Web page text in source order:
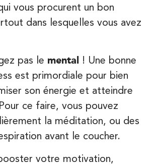
vous procurent un bon
dans lesquelles vous avez
pas le mental ! Une bonne
est primordiale pour bien
son énergie et atteindre
ce faire, vous pouvez
la méditation, ou des
avant le coucher.
votre motivation,